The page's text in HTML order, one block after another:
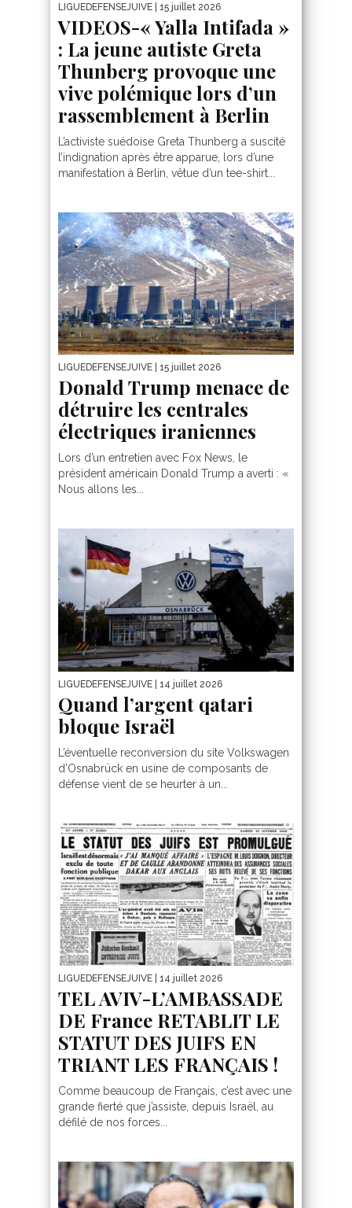
LIGUEDEFENSEJUIVE | 15 juillet 2026
VIDEOS-« Yalla Intifada »
: La jeune autiste Greta
Thunberg provoque une
vive polémique lors d’un
rassemblement à Berlin
L’activiste suédoise Greta Thunberg a suscité
l’indignation après être apparue, lors d’une
manifestation à Berlin, vêtue d’un tee-shirt...
LIGUEDEFENSEJUIVE | 15 juillet 2026
Donald Trump menace de
détruire les centrales
électriques iraniennes
Lors d’un entretien avec Fox News, le
président américain Donald Trump a averti : «
Nous allons les...
LIGUEDEFENSEJUIVE | 14 juillet 2026
Quand l’argent qatari
bloque Israël
L’éventuelle reconversion du site Volkswagen
d’Osnabrück en usine de composants de
défense vient de se heurter à un...
LIGUEDEFENSEJUIVE | 14 juillet 2026
TEL AVIV-L’AMBASSADE
DE France RETABLIT LE
STATUT DES JUIFS EN
TRIANT LES FRANÇAIS !
Comme beaucoup de Français, c’est avec une
grande fierté que j’assiste, depuis Israël, au
défilé de nos forces...